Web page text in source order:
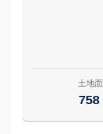
土地
758